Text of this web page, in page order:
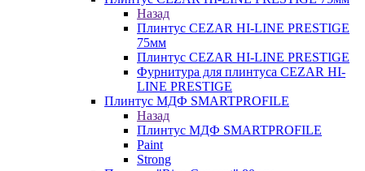
Назад
Плинтус CEZAR HI-LINE PRESTIGE
75мм
Плинтус CEZAR HI-LINE PRESTIGE
Фурнитура для плинтуса CEZAR HI-
LINE PRESTIGE
Плинтус МДФ SMARTPROFILE
Назад
Плинтус МДФ SMARTPROFILE
Paint
Strong